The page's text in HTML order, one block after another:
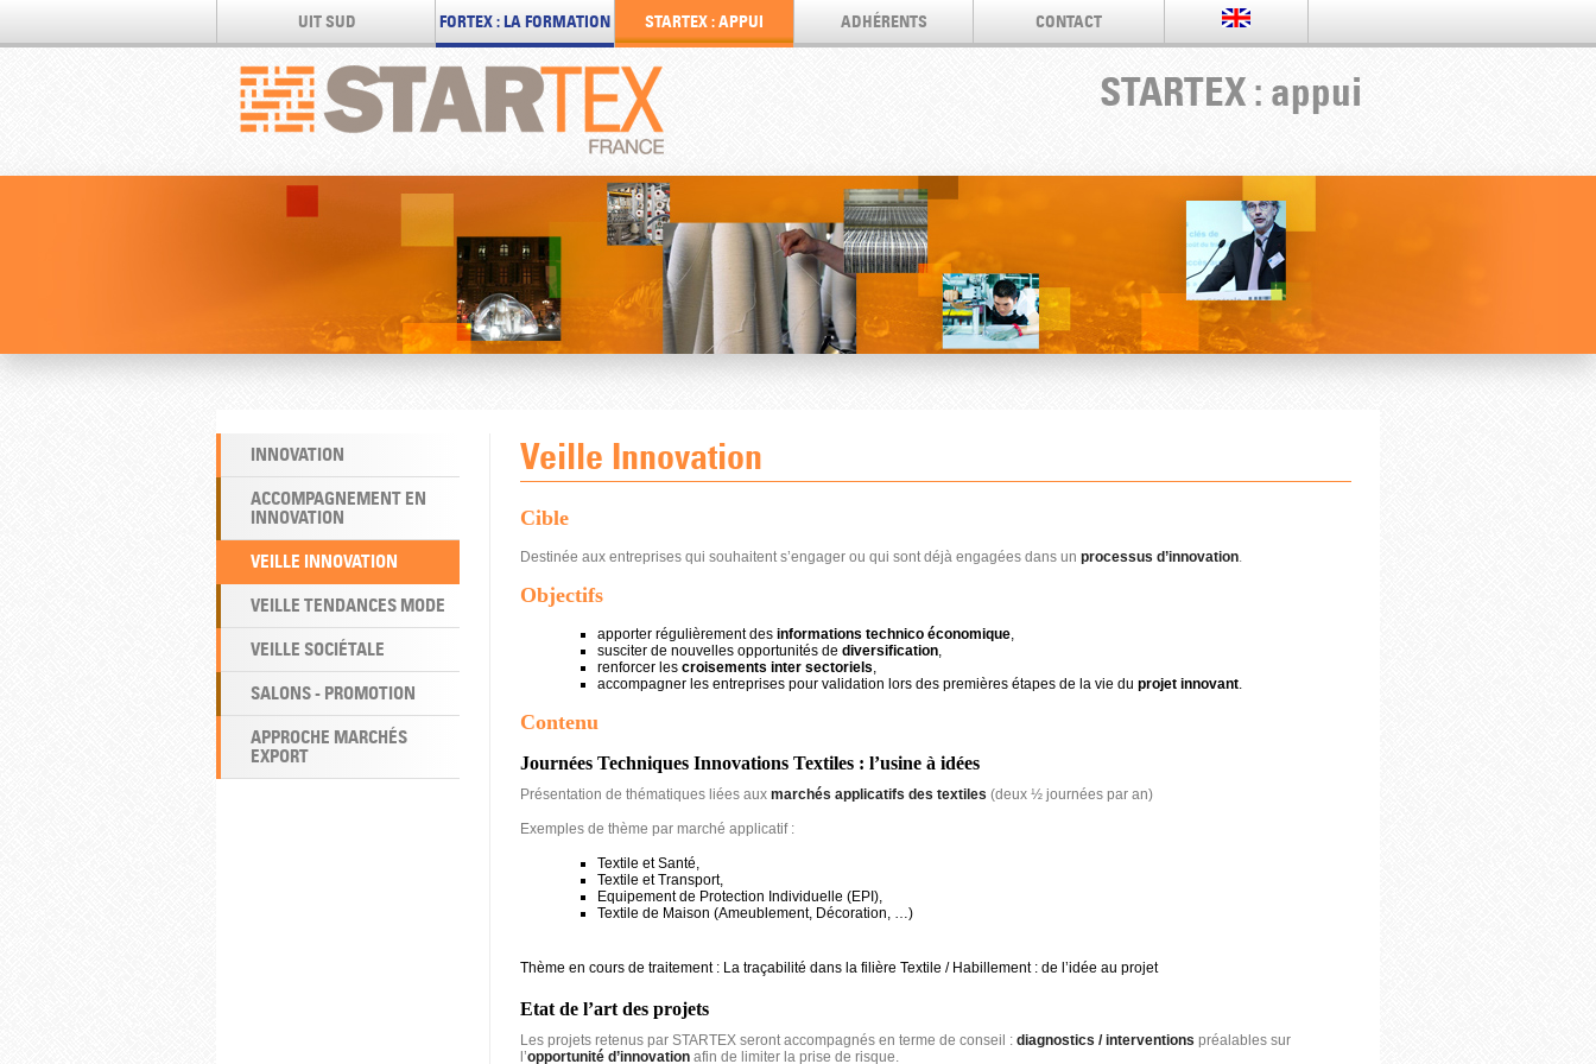
STARTEX : appui
UIT SUD FORTEX : LA FORMATION STARTEX : APPUI ADHÉRENTS CONTACT
INNOVATION
ACCOMPAGNEMENT EN
INNOVATION
VEILLE INNOVATION
VEILLE TENDANCES MODE
VEILLE SOCIÉTALE
SALONS - PROMOTION
APPROCHE MARCHÉS
EXPORT
Veille Innovation
Cible
Destinée aux entreprises qui souhaitent s’engager ou qui sont déjà engagées dans un processus d’innovation.
Objectifs
apporter régulièrement des informations technico économique,
susciter de nouvelles opportunités de diversification,
renforcer les croisements inter sectoriels,
accompagner les entreprises pour validation lors des premières étapes de la vie du projet innovant.
Contenu
Journées Techniques Innovations Textiles : l’usine à idées
Présentation de thématiques liées aux marchés applicatifs des textiles (deux ½ journées par an)
Exemples de thème par marché applicatif :
Textile et Santé,
Textile et Transport,
Equipement de Protection Individuelle (EPI),
Textile de Maison (Ameublement, Décoration, …)
Thème en cours de traitement : La traçabilité dans la filière Textile / Habillement : de l’idée au projet
Etat de l’art des projets
Les projets retenus par STARTEX seront accompagnés en terme de conseil : diagnostics / interventions préalables sur
l’opportunité d’innovation afin de limiter la prise de risque.